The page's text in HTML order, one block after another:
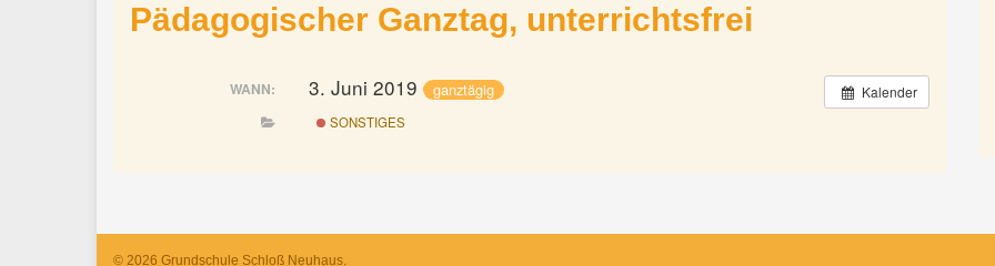
Pädagogischer Ganztag, unterrichtsfrei
Kalender
WANN: 3. Juni 2019 ganztägig
SONSTIGES
© 2026 Grundschule Schloß Neuhaus.